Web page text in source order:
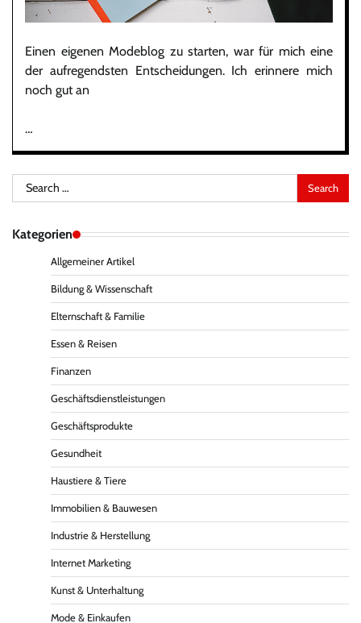
Einen eigenen Modeblog zu starten, war für mich eine
der aufregendsten Entscheidungen. Ich erinnere mich
noch gut an
…
Search
for:
Kategorien
Allgemeiner Artikel
Bildung & Wissenschaft
Elternschaft & Familie
Essen & Reisen
Finanzen
Geschäftsdienstleistungen
Geschäftsprodukte
Gesundheit
Haustiere & Tiere
Immobilien & Bauwesen
Industrie & Herstellung
Internet Marketing
Kunst & Unterhaltung
Mode & Einkaufen